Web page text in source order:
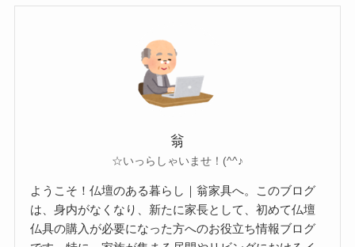
翁
☆いっらしゃいませ！(^^♪
ようこそ！仏壇のある暮らし｜翁家具へ。このブログ
は、身内がなくなり、新たに家長として、初めて仏壇
仏具の購入が必要になった方へのお役立ち情報ブログ